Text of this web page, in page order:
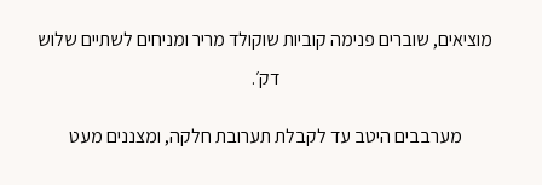
מוציאים, שובריםפנימהקוביותשוקולדמרירומניחיםלשתייםשלוש
דק׳.
מערבביםהיטב עדלקבלתתערובתחלקה, ומצנניםמעט